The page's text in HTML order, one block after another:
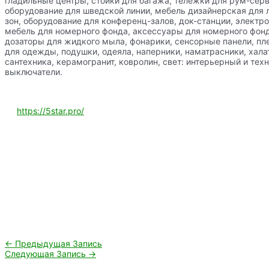
оборудование для шведской линии, мебель дизайнерская для
зон, оборудование для конференц-залов, док-станции,
мебель для номерного фонда, аксессуары для номерного
дозаторы для жидкого мыла, фонарики, сенсорные панели,
для одежды, подушки, одеяла, наперники, наматрасники,
сантехника, керамогранит, ковролин, свет: интерьерный и
выключатели.
https://5star.pro/
Навигация
по
← Предыдущая Запись
Следующая Запись →